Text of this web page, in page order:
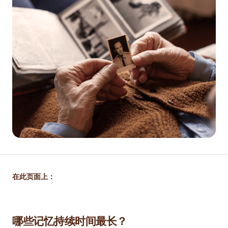
在此页面上：
哪些记忆持续时间最长？